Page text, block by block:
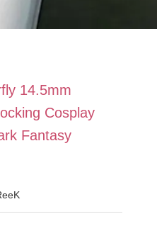
14.5mm
Cosplay
Fantasy